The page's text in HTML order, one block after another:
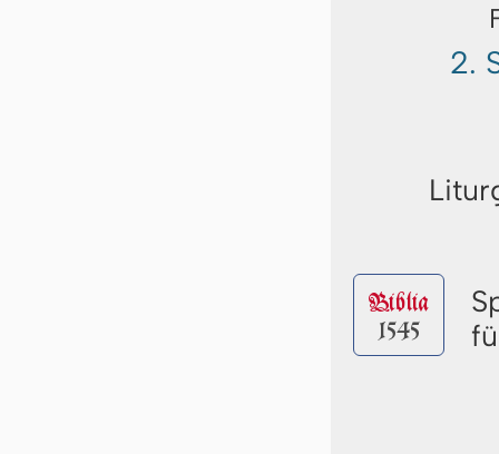
2.
Biblia
1545